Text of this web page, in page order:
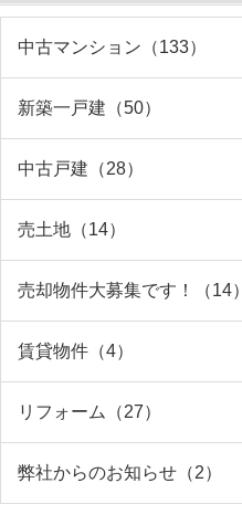
中古マンション（133）
新築一戸建（50）
中古戸建（28）
売土地（14）
売却物件大募集です！（14）
賃貸物件（4）
リフォーム（27）
弊社からのお知らせ（2）